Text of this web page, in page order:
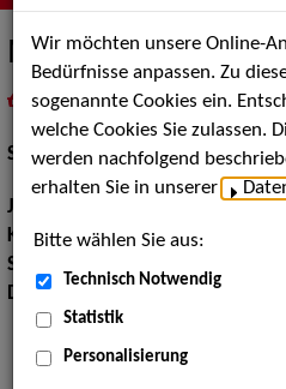
Michael Bernhard
inMeine Merklistelegen
Schauspiel:Bühne
Jahrgang:
Körpergröße:177 cm
Sprachen:
Dialekte:
Bayerisch, Plattdeutsch
Wir möchten unsere Online-
Bedürfnisse anpassen. Zu
sogenannte Cookies ein.
welche Cookies Sie zulassen.
werden nachfolgend
erhalten Sie in unserer
Bitte wählen Sie aus:
Technisch Notwendig
Statistik
Personalisierung